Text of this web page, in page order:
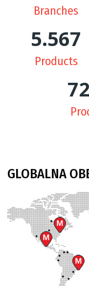
Branches
5.600
Products
GLOBALNA